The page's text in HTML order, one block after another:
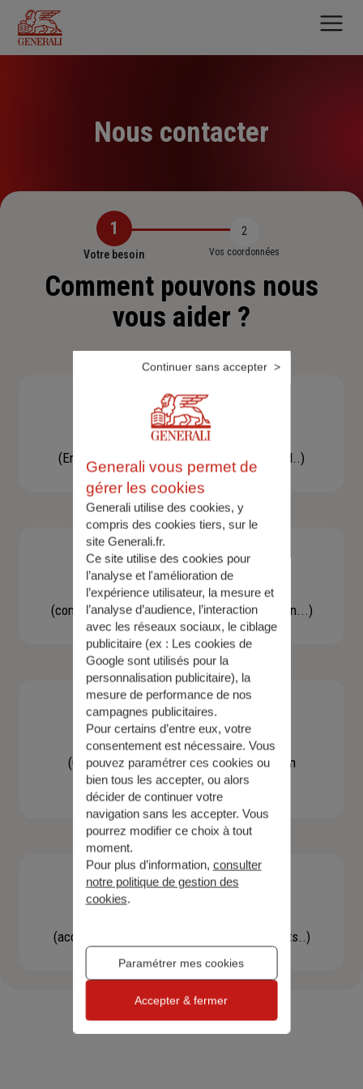
contenu
principal
Nous contacter
1
Votre besoin
2
Vos coordonnées
Comment pouvons nous
vous aider ?
Besoin d'une assistance
(En cas d'accident, bris de glace, un conseil..)
Demande d'information
(concernant une actualité, une réglementation...)
Contacter un agent
(Obtenir un devis, une information, faire un
bilan...)
(accéder à l'espace client, gérer mes contrats..)
Generali vous permet de
gérer les cookies
Generali utilise des cookies, y
compris des cookies tiers, sur le
site Generali.fr.
Ce site utilise des cookies pour
l’analyse et l'amélioration de
l’expérience utilisateur, la mesure et
l’analyse d’audience, l’interaction
avec les réseaux sociaux, le ciblage
publicitaire (ex : Les cookies de
Google sont utilisés pour la
personnalisation publicitaire), la
mesure de performance de nos
campagnes publicitaires.
Pour certains d’entre eux, votre
consentement est nécessaire. Vous
pouvez paramétrer ces cookies ou
bien tous les accepter, ou alors
décider de continuer votre
navigation sans les accepter. Vous
pourrez modifier ce choix à tout
moment.
Pour plus d’information, consulter
notre politique de gestion des
cookies.
Paramétrer mes cookies
Continuer sans accepter
Accepter & fermer